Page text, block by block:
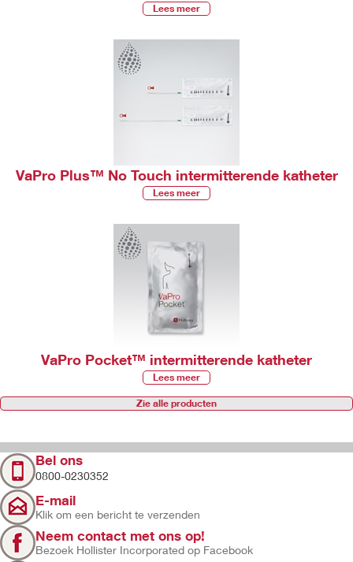
Lees meer
VaPro Plus™ No Touch intermitterende katheter
Lees meer
VaPro Pocket™ intermitterende katheter
Lees meer
Zie alle producten
Bel ons
0800-0230352
E-mail
Klik om een bericht te verzenden
Neem contact met ons op!
Bezoek Hollister Incorporated op Facebook